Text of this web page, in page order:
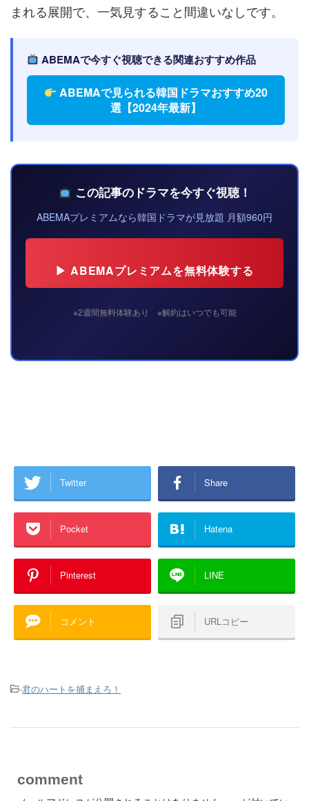
まれる展開で、一気見すること間違いなしです。
ABEMAで今すぐ視聴できる関連おすすめ作品
ABEMAで見られる韓国ドラマおすすめ20
選【2024年最新】
この記事のドラマを今すぐ視聴！
ABEMAプレミアムなら韓国ドラマが見放題 月額960円
▶ ABEMAプレミアムを無料体験する
※2週間無料体験あり ※解約はいつでも可能
Twitter Share
Pocket Hatena
Pinterest LINE
コメント URLコピー
-君のハートを捕まえろ！
comment